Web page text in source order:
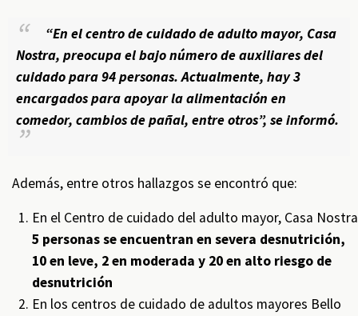
“En el centro de cuidado de adulto mayor, Casa
Nostra, preocupa el bajo número de auxiliares del
cuidado para 94 personas. Actualmente, hay 3
encargados para apoyar la alimentación en
comedor, cambios de pañal, entre otros”, se informó.
Además, entre otros hallazgos se encontró que:
En el Centro de cuidado del adulto mayor, Casa Nostra
5 personas se encuentran en severa desnutrición,
10 en leve, 2 en moderada y 20 en alto riesgo de
desnutrición
En los centros de cuidado de adultos mayores Bello